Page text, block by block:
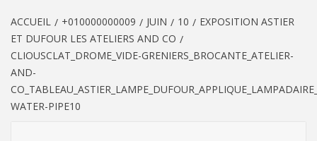
ACCUEIL +010000000009 JUIN 10
EXPOSITION ASTIER
ET DUFOUR LES ATELIERS AND CO
CLIOUSCLAT_DROME_VIDE-GRENIERS_BROCANTE_ATELIER-
AND-
WATER-PIPE10